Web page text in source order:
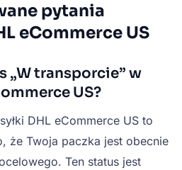
pytania
eCommerce US
„W transporcie” w
US?
DHL eCommerce US to
że Twoja paczka jest obecnie
Ten status jest